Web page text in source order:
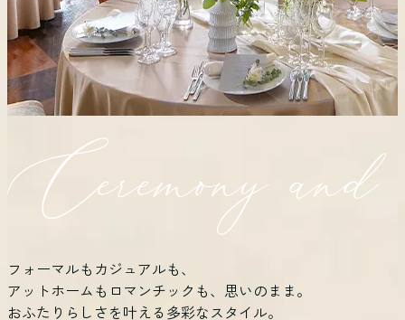
フォーマルもカジュアルも、
アットホームもロマンチックも、思いのまま。
おふたりらしさを叶える多彩なスタイル。